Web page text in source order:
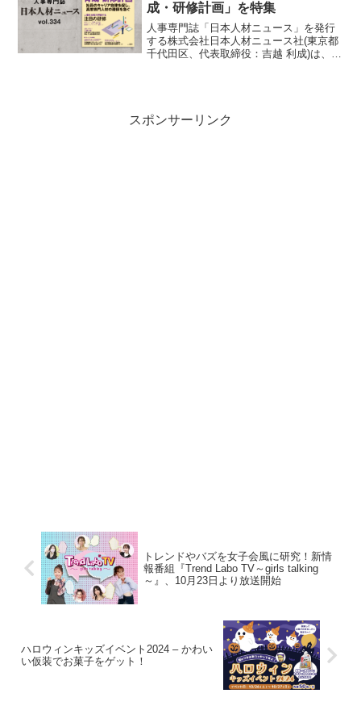
成・研修計画」を特集
人事専門誌「日本人材ニュース」を発行
する株式会社日本人材ニュース社(東京都
千代田区、代表取締役：吉越 利成)は、
スポンサーリンク
トレンドやバズを女子会風に研究！新情
報番組『Trend Labo TV～girls talking
～』、10月23日より放送開始
ハロウィンキッズイベント2024 – かわい
い仮装でお菓子をゲット！